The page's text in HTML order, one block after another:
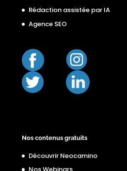
Rédaction assistée par IA
Agence SEO
Nos contenus gratuits
Découvrir Neocamino